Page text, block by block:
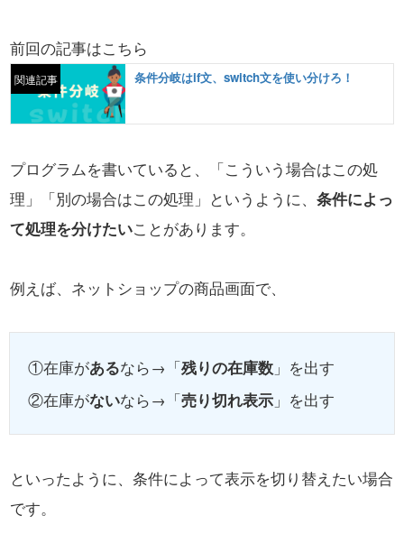
前回の記事はこちら
関連記事 条件分岐はif文、switch文を使い分けろ！
プログラムを書いていると、「こういう場合はこの処
理」「別の場合はこの処理」というように、 条件によっ
て処理を分けたいことがあります。
例えば、ネットショップの商品画面で、
①在庫があるなら→「残りの在庫数 」を出す
②在庫がないなら→「売り切れ表示 」を出す
といったように、条件によって表示を切り替えたい場合
です。